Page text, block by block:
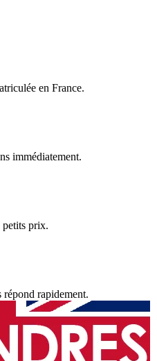
en France.
immédiatement.
petits prix.
rapidement.